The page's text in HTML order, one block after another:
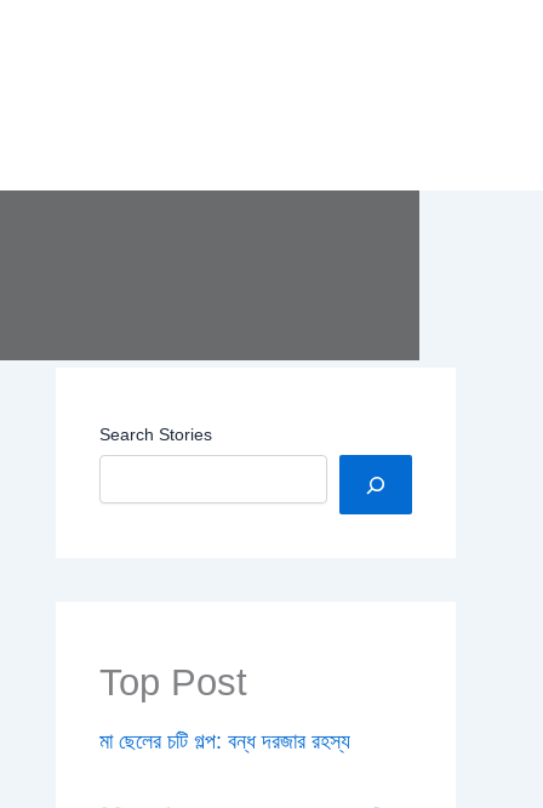
Search Stories
Top Post
মা ছেলের চটি গল্প: বন্ধ দরজার রহস্য